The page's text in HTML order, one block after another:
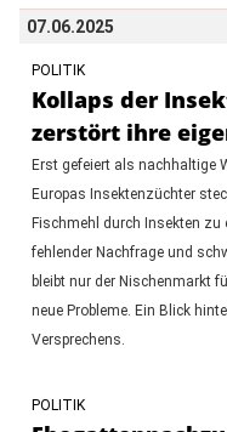
07.06.2025
POLITIK
Kollaps der
zerstört ihre
Erst gefeiert als nachhaltige
Europas Insektenzüchter
Fischmehl durch Insekten zu
fehlender Nachfrage und
bleibt nur der Nischenmarkt
neue Probleme. Ein Blick
Versprechens.
POLITIK